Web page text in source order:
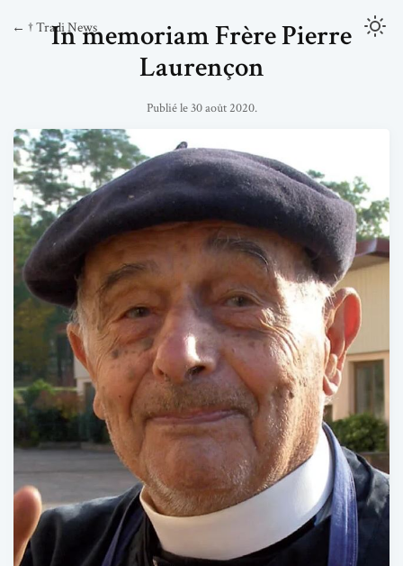
← † Tradi News
In memoriam Frère Pierre
Laurençon
Publié le 30 août 2020.